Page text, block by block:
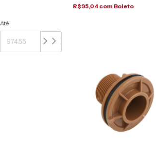
Até
R$95,04 com Boleto